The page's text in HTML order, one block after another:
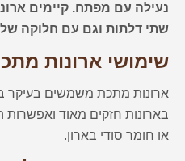
נעילה עם מפתח. קיימים
שתי דלתות וגם עם חלוקה של
שימושי ארונות
ארונות מתכת משמשים בעיקר
בארונות חזקים מאוד
או חומר סודי בארון.